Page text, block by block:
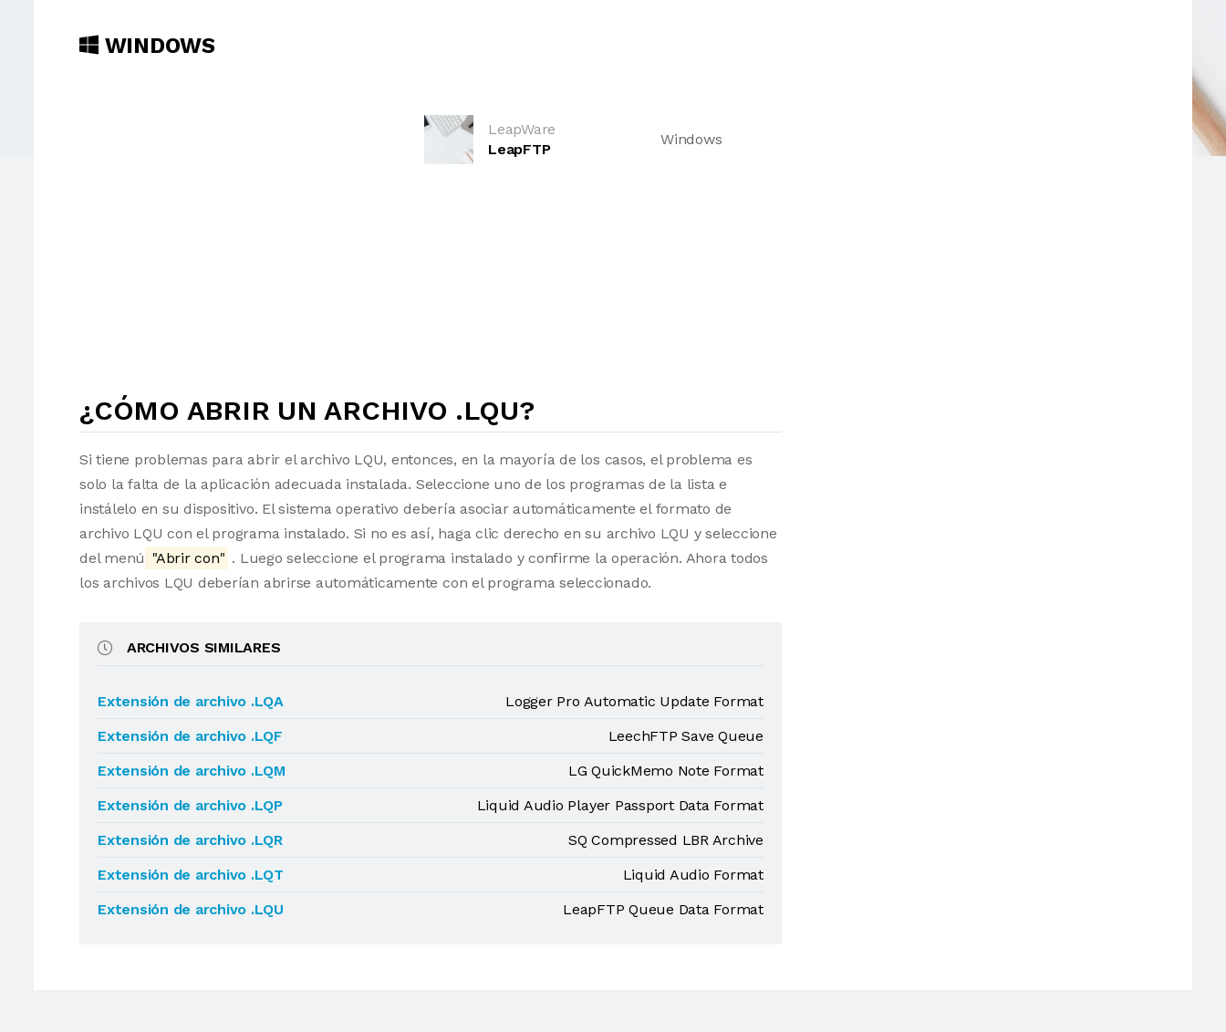
WINDOWS
LeapWare
LeapFTP
Windows
¿CÓMO ABRIR UN ARCHIVO .LQU?
Si tiene problemas para abrir el archivo LQU, entonces, en la mayoría de los casos, el problema es
solo la falta de la aplicación adecuada instalada. Seleccione uno de los programas de la lista e
instálelo en su dispositivo. El sistema operativo debería asociar automáticamente el formato de
archivo LQU con el programa instalado. Si no es así, haga clic derecho en su archivo LQU y seleccione
del menú "Abrir con" . Luego seleccione el programa instalado y confirme la operación. Ahora todos
los archivos LQU deberían abrirse automáticamente con el programa seleccionado.
ARCHIVOS SIMILARES
Extensión de archivo .LQA
Logger Pro Automatic Update Format
Extensión de archivo .LQF
LeechFTP Save Queue
Extensión de archivo .LQM
LG QuickMemo Note Format
Extensión de archivo .LQP
Liquid Audio Player Passport Data Format
Extensión de archivo .LQR
SQ Compressed LBR Archive
Extensión de archivo .LQT
Liquid Audio Format
Extensión de archivo .LQU
LeapFTP Queue Data Format